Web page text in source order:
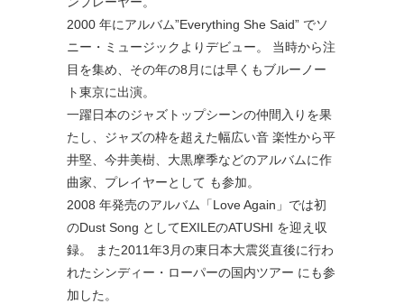
2000 年にアルバム”Everything She Said” でソ
ニー・ミュージックよりデビュー。 当時から注
目を集め、その年の8月には早くもブルーノー
ト東京に出演。
一躍日本のジャズトップシーンの仲間入りを果
たし、 ジャズの枠を超えた幅広い音 楽性から平
井堅、今井美樹、大黒摩季などのアルバムに作
曲家、 プレイヤーとして も参加。
2008 年発売のアルバム「Love Again」では初
のDust Song としてEXILEのATUSHI を迎え収
録。 また2011年3月の東日本大震災直後に行わ
れたシンディー・ ローパーの国内ツアー にも参
加した。